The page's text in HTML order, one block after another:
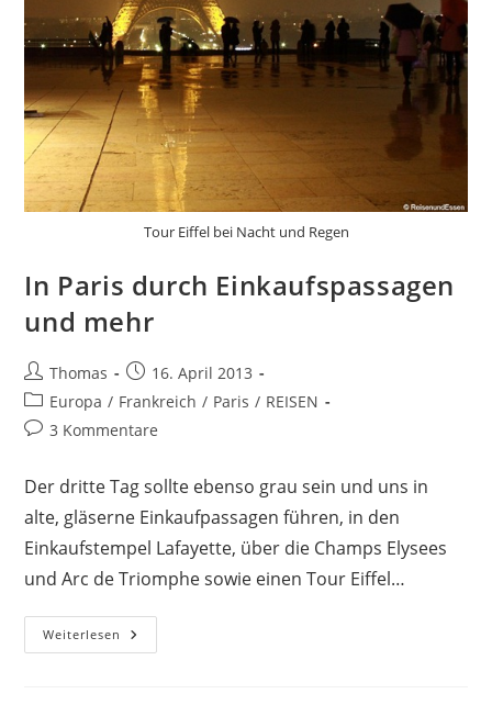
Tour Eiffel bei Nacht und Regen
In Paris durch Einkaufspassagen
und mehr
Beitrags-
Autor:
Thomas
Beitrag
veröffentlicht:
16. April 2013
Beitrags-
Kategorie:
Europa / Frankreich / Paris / REISEN
Beitrags-
3 Kommentare
Der dritte Tag sollte ebenso grau sein und uns in
alte, gläserne Einkaufpassagen führen, in den
Einkaufstempel Lafayette, über die Champs Elysees
und Arc de Triomphe sowie einen Tour Eiffel…
Weiterlesen In
Paris